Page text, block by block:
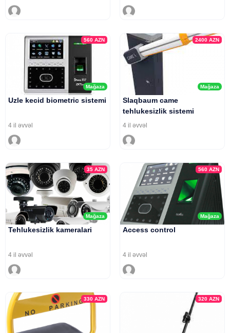
Mağaza
560AZN
Uzle kecid biometric sistemi
4 il əvvəl
Mağaza
2400 AZN
Slaqbaum came
tehlukesizlik sistemi
4 il əvvəl
Mağaza
35AZN
Tehlukesizlik kameralari
4 il əvvəl
Mağaza
560 AZN
Access control
4 il əvvəl
330AZN 320 AZN